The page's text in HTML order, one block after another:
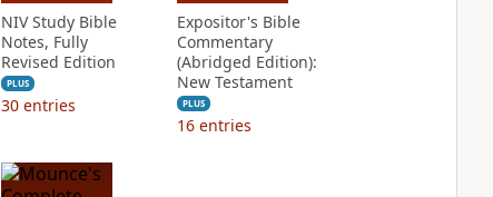
NIV Study Bible
Notes, Fully
Revised Edition
PLUS
30 entries
Expositor's Bible
Commentary
(Abridged Edition):
New Testament
PLUS
16 entries